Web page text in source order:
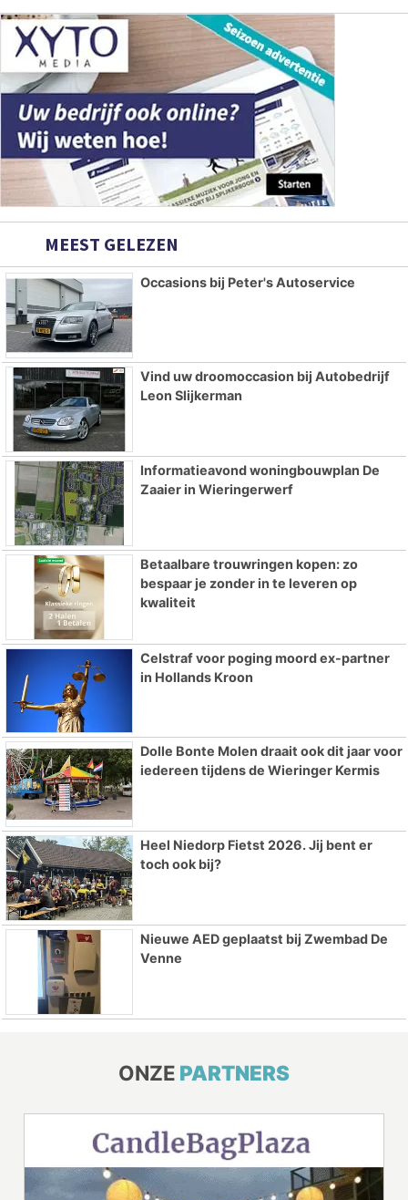
MEEST GELEZEN
Occasions bij Peter's Autoservice
Vind uw droomoccasion bij Autobedrijf
Leon Slijkerman
Informatieavond woningbouwplan De
Zaaier in Wieringerwerf
Betaalbare trouwringen kopen: zo
bespaar je zonder in te leveren op
kwaliteit
Celstraf voor poging moord ex-partner
in Hollands Kroon
Dolle Bonte Molen draait ook dit jaar voor
iedereen tijdens de Wieringer Kermis
Heel Niedorp Fietst 2026. Jij bent er
toch ook bij?
Nieuwe AED geplaatst bij Zwembad De
Venne
ONZE PARTNERS